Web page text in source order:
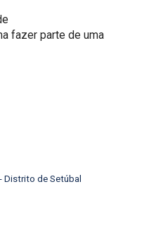
fazer parte de uma
Distrito de Setúbal